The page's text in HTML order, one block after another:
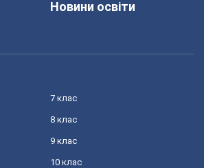
Новини освіти
7 клас
8 клас
9 клас
10 клас